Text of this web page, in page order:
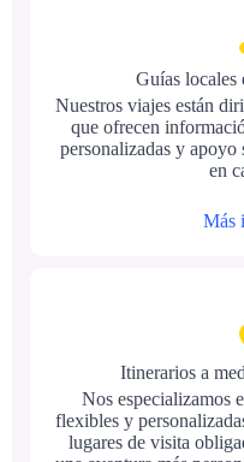
Guías locales
Nuestros viajes están
que ofrecen
personalizadas y
en
Más
Itinerarios a
Nos especializamos
flexibles y
lugares de visita